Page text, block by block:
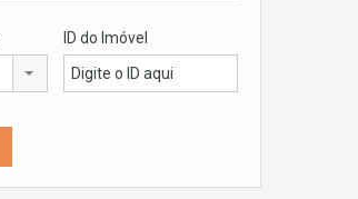
ID do Imóvel